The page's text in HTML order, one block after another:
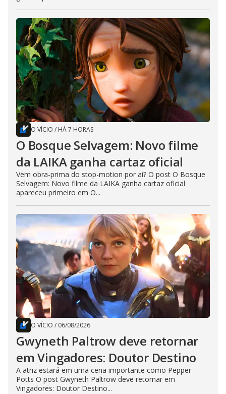
O VÍCIO / HÁ 7 HORAS
O Bosque Selvagem: Novo filme
da LAIKA ganha cartaz oficial
Vem obra-prima do stop-motion por aí? O post O Bosque
Selvagem: Novo filme da LAIKA ganha cartaz oficial
apareceu primeiro em O...
O VÍCIO / 06/08/2026
Gwyneth Paltrow deve retornar
em Vingadores: Doutor Destino
A atriz estará em uma cena importante como Pepper
Potts O post Gwyneth Paltrow deve retornar em
Vingadores: Doutor Destino...